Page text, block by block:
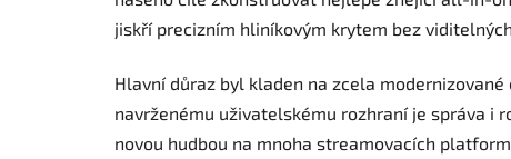
jiskří precizním hliníkovým krytem bez
Hlavní důraz byl kladen na zcela
navrženému uživatelskému rozhraní je správa i
novou hudbou na mnoha streamovacích